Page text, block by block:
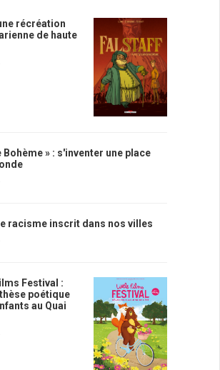
récréation
de haute
Bohème » : s'inventer une place
racisme inscrit dans nos villes
Festival :
poétique
au Quai